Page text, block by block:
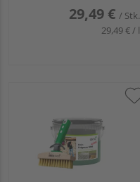
29,49 € / Stk.
29,49 € / l